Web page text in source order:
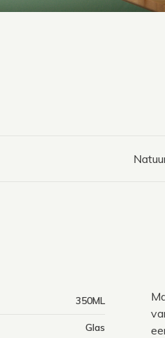
350ML
Glas